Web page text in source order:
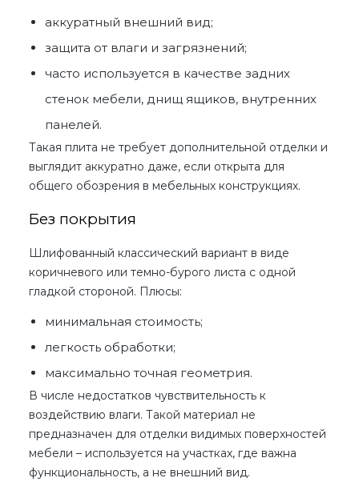
аккуратный внешний вид;
защита от влаги и загрязнений;
часто используется в качестве задних
стенок мебели, днищ ящиков, внутренних
панелей.
Такая плита не требует дополнительной отделки и
выглядит аккуратно даже, если открыта для
общего обозрения в мебельных конструкциях.
Без покрытия
Шлифованный классический вариант в виде
коричневого или темно-бурого листа с одной
гладкой стороной. Плюсы:
минимальная стоимость;
легкость обработки;
максимально точная геометрия.
В числе недостатков чувствительность к
воздействию влаги. Такой материал не
предназначен для отделки видимых поверхностей
мебели – используется на участках, где важна
функциональность, а не внешний вид.